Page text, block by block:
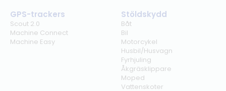
GPS-trackers
Scout 2.0
Machine Connect
Machine Easy
Stöldskydd
Båt
Bil
Motorcykel
Husbil/Husvagn
Fyrhjuling
Åkgräsklippare
Moped
Vattenskoter